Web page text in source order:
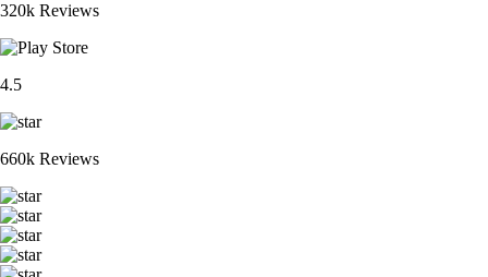
320k Reviews
4.5
660k Reviews